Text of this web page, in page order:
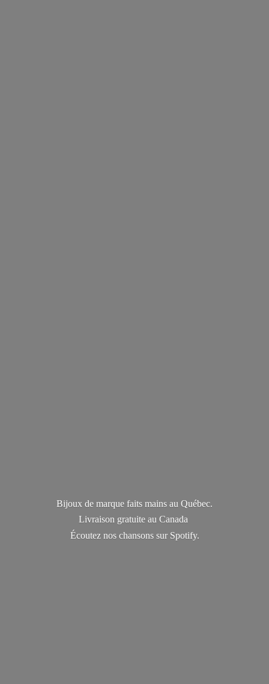
Bijoux de marque faits mains au Québec.
Livraison gratuite au Canada
Écoutez nos chansons sur Spotify.